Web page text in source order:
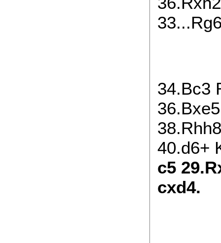
34.Bc3
40.d6+
c5
cxd4.